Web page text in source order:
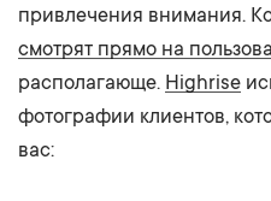
привлечения внимания.
смотрят прямо на
располагающе. Highrise
фотографии клиентов,
вас: